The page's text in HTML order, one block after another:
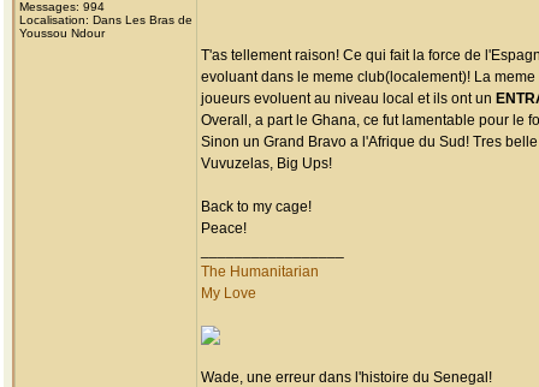
Messages: 994
Localisation: Dans Les Bras de
Youssou Ndour
T'as tellement raison! Ce qui fait la force de
evoluant dans le meme club(localement)! La
joueurs evoluent au niveau local et ils ont un
Overall, a part le Ghana, ce fut lamentable pour le
Sinon un Grand Bravo a l'Afrique du Sud! Tres
Vuvuzelas, Big Ups!
Back to my cage!
Peace!
The Humanitarian
My Love
Wade, une erreur dans l'histoire du Senegal!